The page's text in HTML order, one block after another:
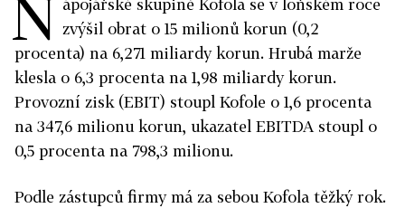
N ápojářské skupině Kofola se v loňském roce
zvýšil obrat o 15 milionů korun (0,2
procenta) na 6,271 miliardy korun. Hrubá marže
klesla o 6,3 procenta na 1,98 miliardy korun.
Provozní zisk (EBIT) stoupl Kofole o 1,6 procenta
na 347,6 milionu korun, ukazatel EBITDA stoupl o
0,5 procenta na 798,3 milionu.
Podle zástupců firmy má za sebou Kofola těžký rok.